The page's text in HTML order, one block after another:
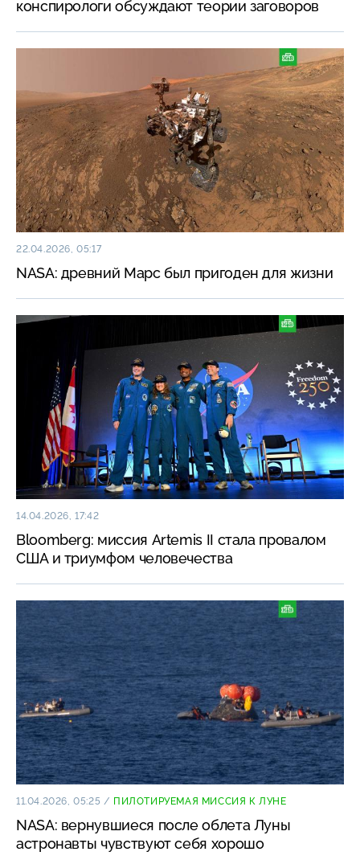
конспирологи обсуждают теории заговоров
22.04.2026, 05:17
NASA: древний Марс был пригоден для жизни
14.04.2026, 17:42
Bloomberg: миссия Artemis II стала провалом
США и триумфом человечества
11.04.2026, 05:25 / ПИЛОТИРУЕМАЯ МИССИЯ К ЛУНЕ
NASA: вернувшиеся после облета Луны
астронавты чувствуют себя хорошо